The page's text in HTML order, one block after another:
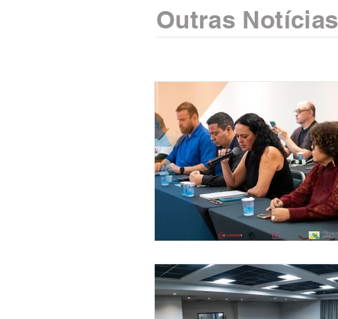
Outras Notícias